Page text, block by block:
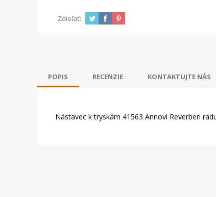
Zdieľať:
POPIS RECENZIE KONTAKTUJTE NÁS
Nástavec k tryskám 41563 Annovi Reverberi